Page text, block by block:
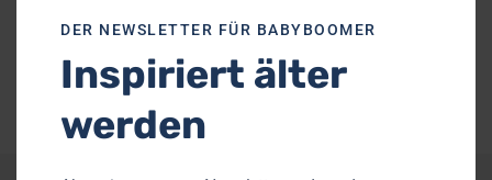
Pinterest
DER NEWSLETTER FÜR BABYBOOMER
Inspiriert älter
werden